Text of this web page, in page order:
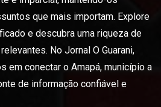
que mais importam. Explore
e descubra uma riqueza de
No Jornal O Guarani,
em conectar o Amapá, município a
de informação confiável e